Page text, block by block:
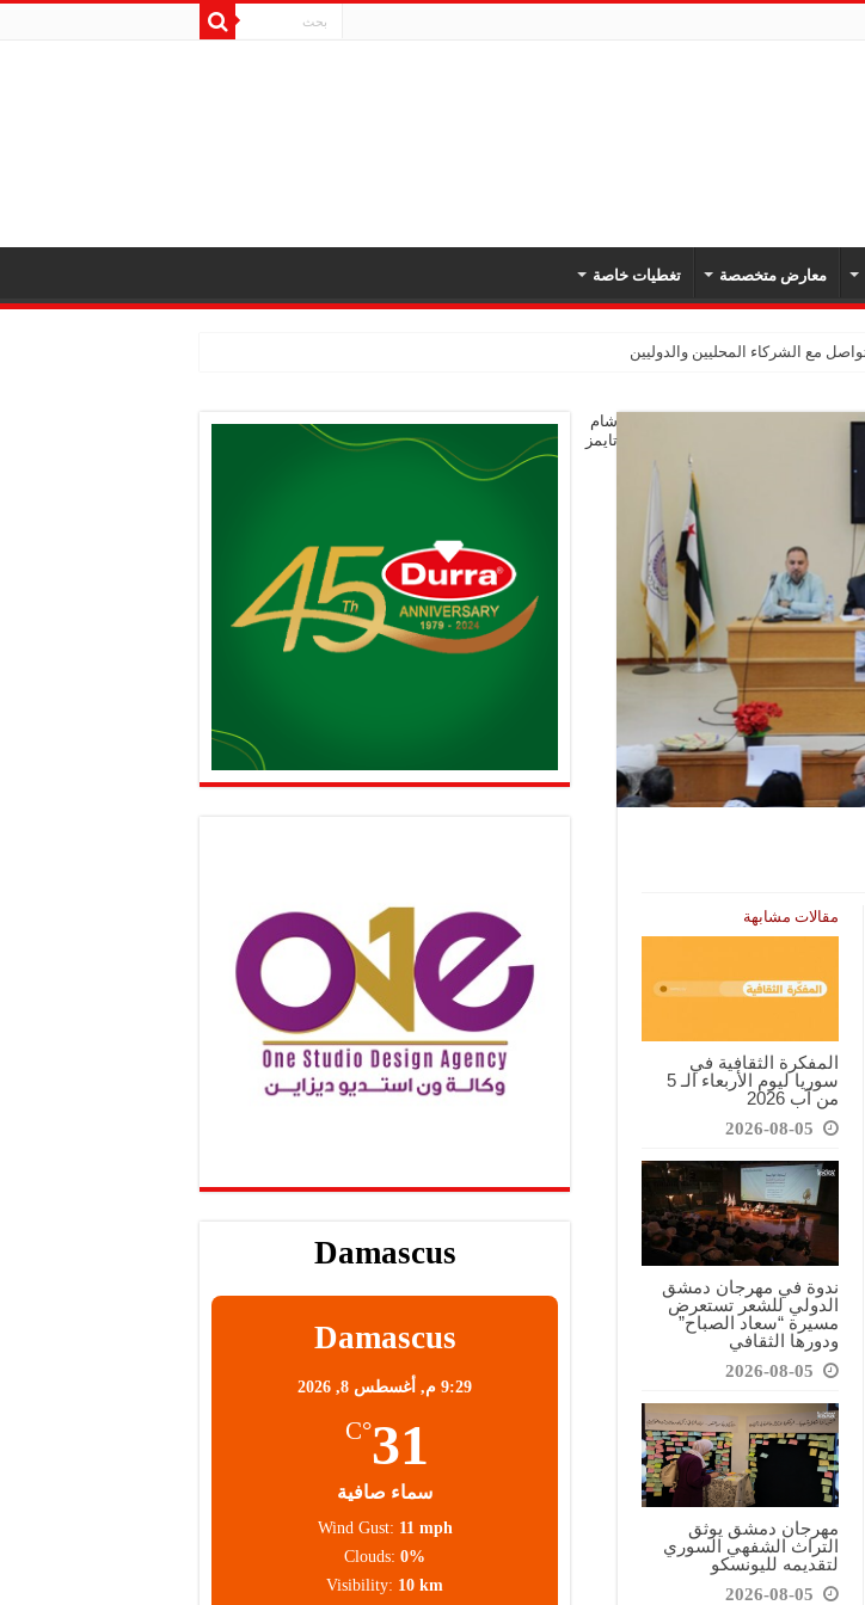
معارض متخصصة تغطيات خاصة
مقالات مشابهة
المفكرة الثقافية في
سوريا ليوم الأربعاء الـ 5
من آب 2026
2026-08-05
ندوة في مهرجان دمشق
الدولي للشعر تستعرض
مسيرة “سعاد الصباح”
ودورها الثقافي
2026-08-05
مهرجان دمشق يوثق
التراث الشفهي السوري
لتقديمه لليونسكو
2026-08-05
Damascus
Damascus
9:29 م, أغسطس 8, 2026
31
°C
سماء صافية
Wind Gust: 11 mph
Clouds: 0%
Visibility: 10 km
شام
تايمز